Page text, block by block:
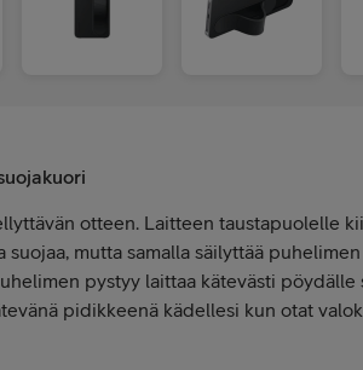
otteen. Laitteen taustapuolelle
mutta samalla säilyttää
pystyy laittaa kätevästi pöydälle
pidikkeenä kädellesi kun otat